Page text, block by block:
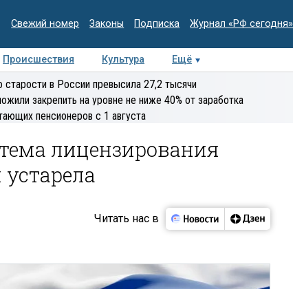
Свежий номер Законы Подписка Журнал «РФ сегодня»
Происшествия Культура Ещё
Интервью Колумнисты
экспертиза
в России превысила 27,2 тысячи
закрепить на уровне не ниже 40% от заработка
пенсионеров с 1 августа
лицензирования
Читать нас в